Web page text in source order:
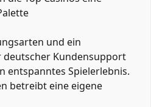
und ein
deutscher Kundensupport
entspanntes Spielerlebnis.
betreibt eine eigene